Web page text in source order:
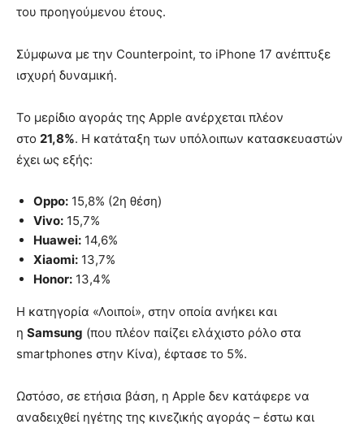
του προηγούμενου έτους.
Σύμφωνα με την Counterpoint, το iPhone 17 ανέπτυξε
ισχυρή δυναμική.
Το μερίδιο αγοράς της Apple ανέρχεται πλέον
στο 21,8%. Η κατάταξη των υπόλοιπων κατασκευαστών
έχει ως εξής:
Oppo: 15,8% (2η θέση)
Vivo: 15,7%
Huawei: 14,6%
Xiaomi: 13,7%
Honor: 13,4%
Η κατηγορία «Λοιποί», στην οποία ανήκει και
η Samsung (που πλέον παίζει ελάχιστο ρόλο στα
smartphones στην Κίνα), έφτασε το 5%.
Ωστόσο, σε ετήσια βάση, η Apple δεν κατάφερε να
αναδειχθεί ηγέτης της κινεζικής αγοράς – έστω και